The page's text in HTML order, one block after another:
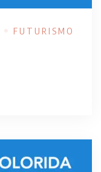
FUTURISMO